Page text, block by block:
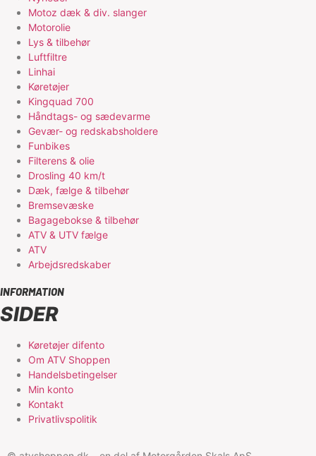
Motoz dæk & div. slanger
Motorolie
Lys & tilbehør
Luftfiltre
Linhai
Køretøjer
Kingquad 700
Håndtags- og sædevarme
Gevær- og redskabsholdere
Funbikes
Filterens & olie
Drosling 40 km/t
Dæk, fælge & tilbehør
Bremsevæske
Bagagebokse & tilbehør
ATV & UTV fælge
ATV
Arbejdsredskaber
INFORMATION
SIDER
Køretøjer difento
Om ATV Shoppen
Handelsbetingelser
Min konto
Kontakt
Privatlivspolitik